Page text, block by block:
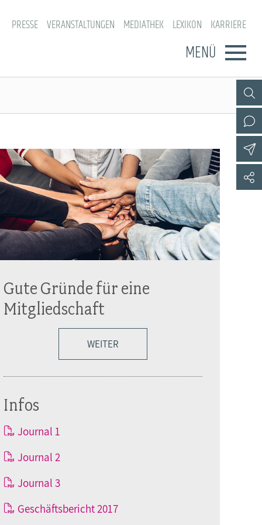
PRESSE VERANSTALTUNGEN MEDIATHEK LEXIKON KARRIERE
MENÜ
Gute Gründe für eine
Mitgliedschaft
WEITER
Infos
Journal 1
Journal 2
Journal 3
Geschäftsbericht 2017